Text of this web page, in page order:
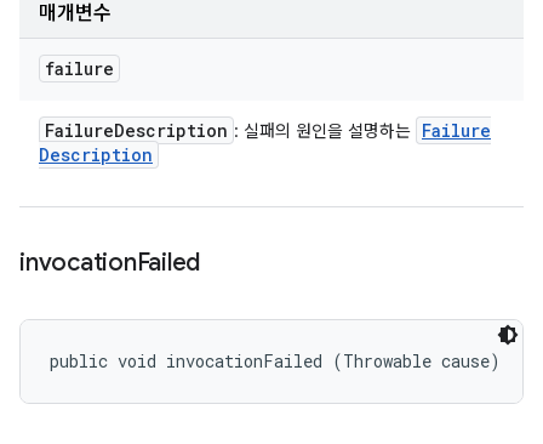
매개변수
failure
FailureDescription : 실패의 원인을 설명하는 Failure
Description
invocationFailed
public void invocationFailed (Throwable cause)